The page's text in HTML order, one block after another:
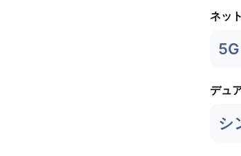
ネッ
5G
デュ
シ